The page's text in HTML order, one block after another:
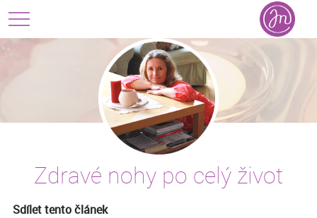
Zdravé nohy po celý život
Sdílet tento článek